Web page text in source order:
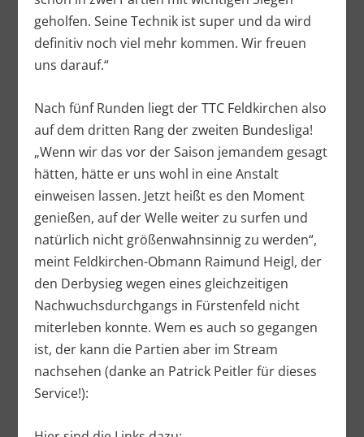
geholfen. Seine Technik ist super und da wird
definitiv noch viel mehr kommen. Wir freuen
uns darauf.“
Nach fünf Runden liegt der TTC Feldkirchen also
auf dem dritten Rang der zweiten Bundesliga!
„Wenn wir das vor der Saison jemandem gesagt
hätten, hätte er uns wohl in eine Anstalt
einweisen lassen. Jetzt heißt es den Moment
genießen, auf der Welle weiter zu surfen und
natürlich nicht größenwahnsinnig zu werden“,
meint Feldkirchen-Obmann Raimund Heigl, der
den Derbysieg wegen eines gleichzeitigen
Nachwuchsdurchgangs in Fürstenfeld nicht
miterleben konnte. Wem es auch so gegangen
ist, der kann die Partien aber im Stream
nachsehen (danke an Patrick Peitler für dieses
Service!):